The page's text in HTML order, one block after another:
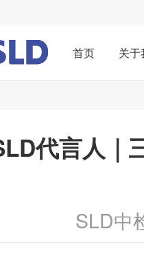
首页 关于
代言人｜
SLD中